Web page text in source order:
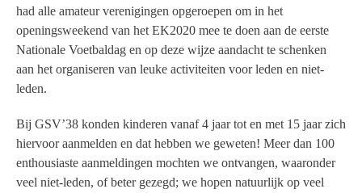
had alle amateur verenigingen opgeroepen om in het
openingsweekend van het EK2020 mee te doen aan de eerste
Nationale Voetbaldag en op deze wijze aandacht te schenken
aan het organiseren van leuke activiteiten voor leden en niet-
leden.
Bij GSV’38 konden kinderen vanaf 4 jaar tot en met 15 jaar zich
hiervoor aanmelden en dat hebben we geweten! Meer dan 100
enthousiaste aanmeldingen mochten we ontvangen, waaronder
veel niet-leden, of beter gezegd; we hopen natuurlijk op veel